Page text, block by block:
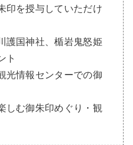
印を授与していただけ
護国神社、楯岩鬼怒姫
ト
光情報センターでの御
しむ御朱印めぐり・観